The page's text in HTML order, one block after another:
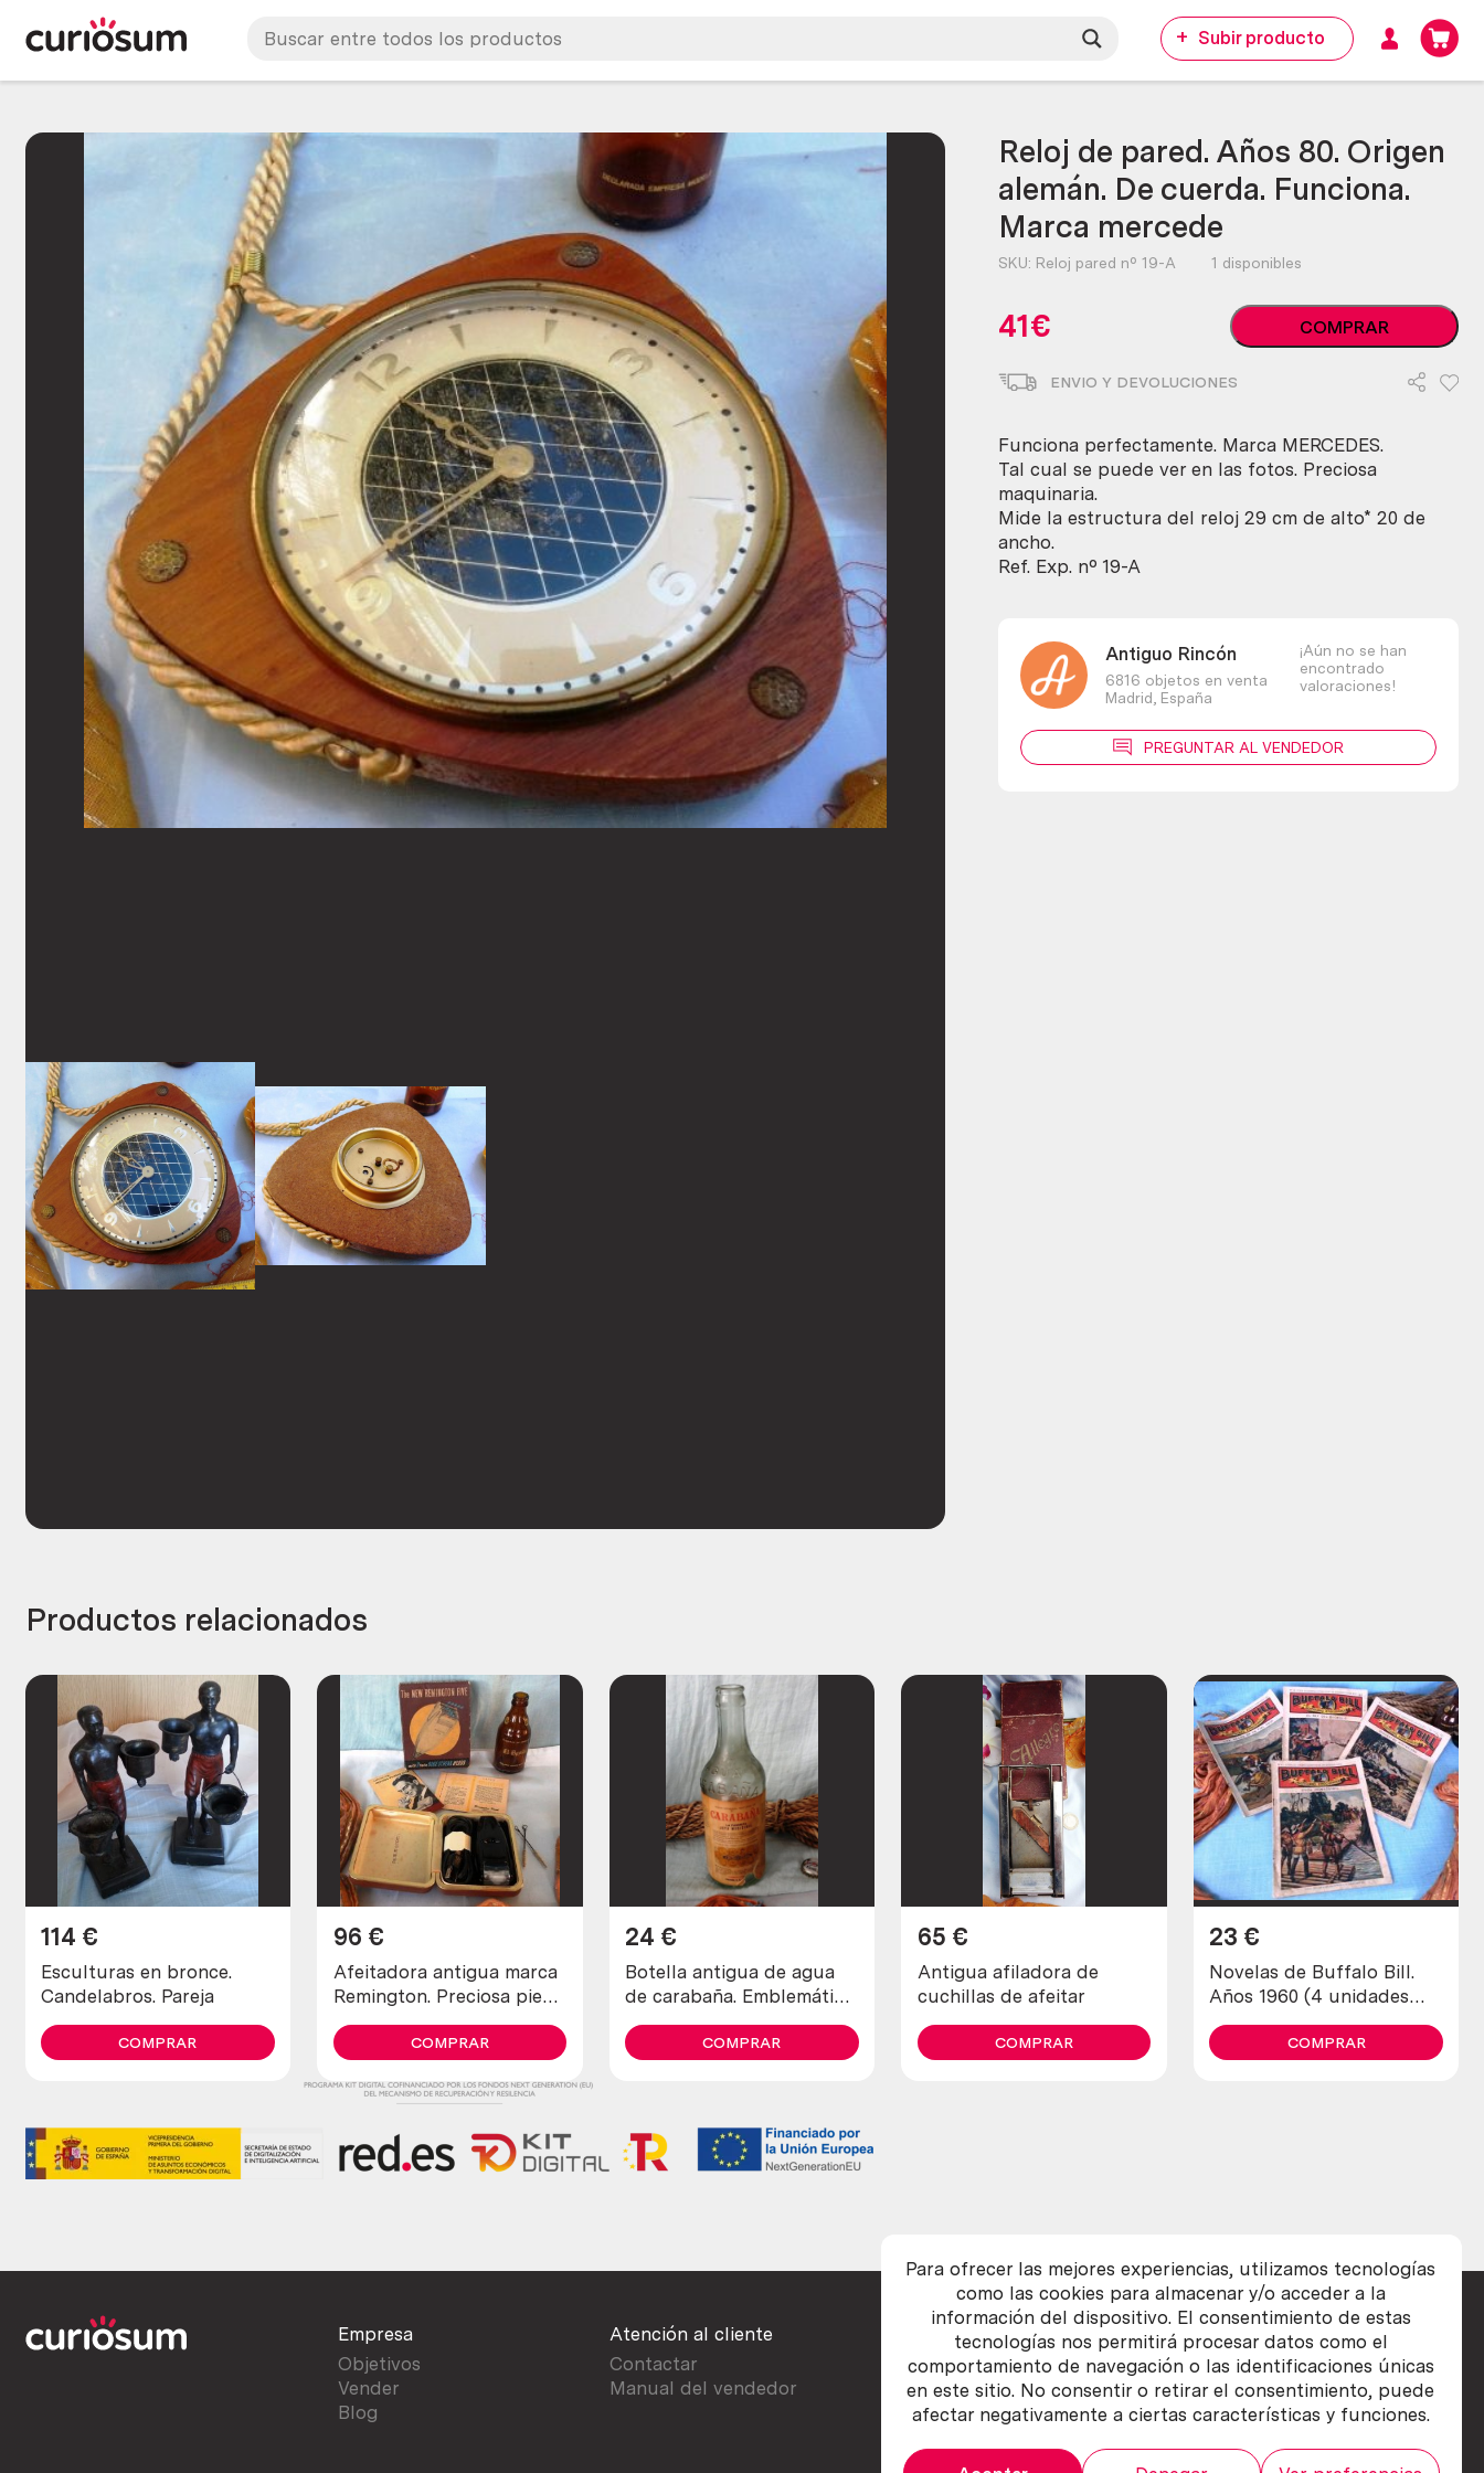
Para ofrecer las mejores experiencias, utilizamos tecnologías
como las cookies para almacenar y/o acceder a la
información del dispositivo. El consentimiento de estas
tecnologías nos permitirá procesar datos como el
comportamiento de navegación o las identificaciones únicas
en este sitio. No consentir o retirar el consentimiento, puede
afectar negativamente a ciertas características y funciones.
Subir producto
Reloj de pared. Años 80. Origen
alemán. De cuerda. Funciona.
Marca mercede
SKU: Reloj pared nº 19-A 1 disponibles
41€
Reloj
de
Años
Origen
alemán.
cuerda.
Funciona.
COMPRAR
ENVIO Y DEVOLUCIONES
Funciona perfectamente. Marca MERCEDES.
Tal cual se puede ver en las fotos. Preciosa
maquinaria.
Mide la estructura del reloj 29 cm de alto* 20 de
ancho.
Ref. Exp. nº 19-A
Antiguo Rincón
6816 objetos en venta
Madrid, España
¡Aún no se han
encontrado
valoraciones!
PREGUNTAR AL VENDEDOR
Productos relacionados
Esculturas en bronce.
Candelabros. Pareja
114 €
COMPRAR
Afeitadora antigua marca
Remington. Preciosa pieza
de colección
96 €
COMPRAR
Botella antigua de agua
de carabaña. Emblemática.
Vacía
24 €
COMPRAR
Antigua afiladora de
cuchillas de afeitar
65 €
COMPRAR
Novelas de Buffalo Bill.
Años 1960 (4 unidades
diferentes)
23 €
COMPRAR
Empresa
Objetivos
Vender
Blog
Atención al cliente
Contactar
Manual del vendedor